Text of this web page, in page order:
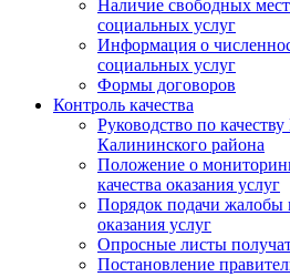
Наличие свободных
социальных услуг
Информация о
социальных услуг
Формы договоров
Контроль качества
Руководство по
Калининского района
Положение о
качества оказания услуг
Порядок подачи жалобы
оказания услуг
Опросные листы
Постановление